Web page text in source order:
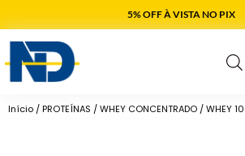
5% OFF À VISTA NO PIX
Início /PROTEÍNAS /WHEY CONCENTRADO / WHEY